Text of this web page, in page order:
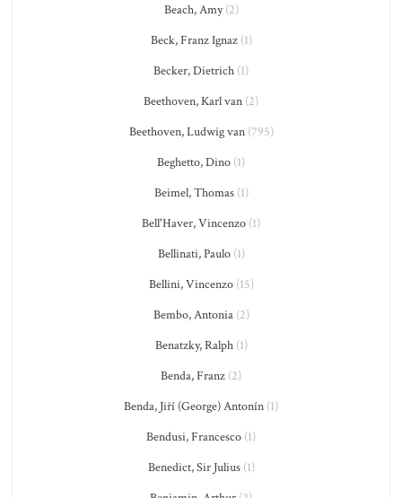
Beach, Amy(2)
Beck, Franz Ignaz(1)
Becker, Dietrich (1)
Beethoven, Karl van (2)
Beethoven, Ludwig van(795)
Beghetto, Dino (1)
Beimel, Thomas(1)
Bell'Haver, Vincenzo (1)
Bellinati, Paulo(1)
Bellini, Vincenzo(15)
Bembo, Antonia(2)
Benatzky, Ralph(1)
Benda, Franz (2)
Benda, Jiří (George) Antonín (1)
Bendusi, Francesco (1)
Benedict, Sir Julius(1)